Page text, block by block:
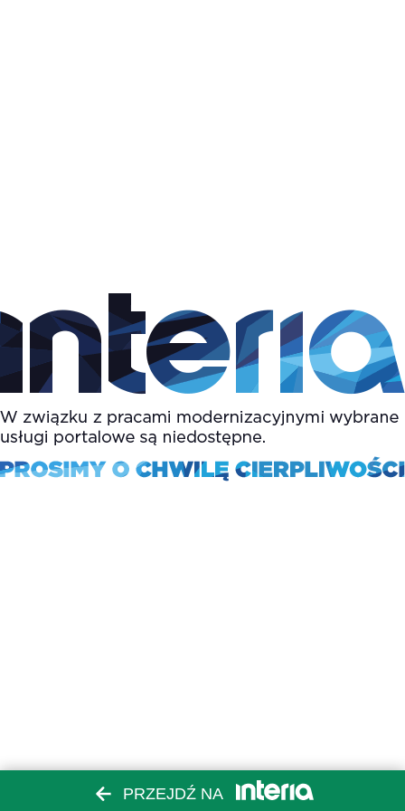
PRZEJDŹ NA